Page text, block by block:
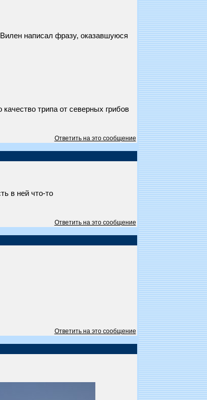
написал фразу, оказавшуюся
трипа от северных грибов
Ответить на это сообщение
в ней что-то
Ответить на это сообщение
Ответить на это сообщение